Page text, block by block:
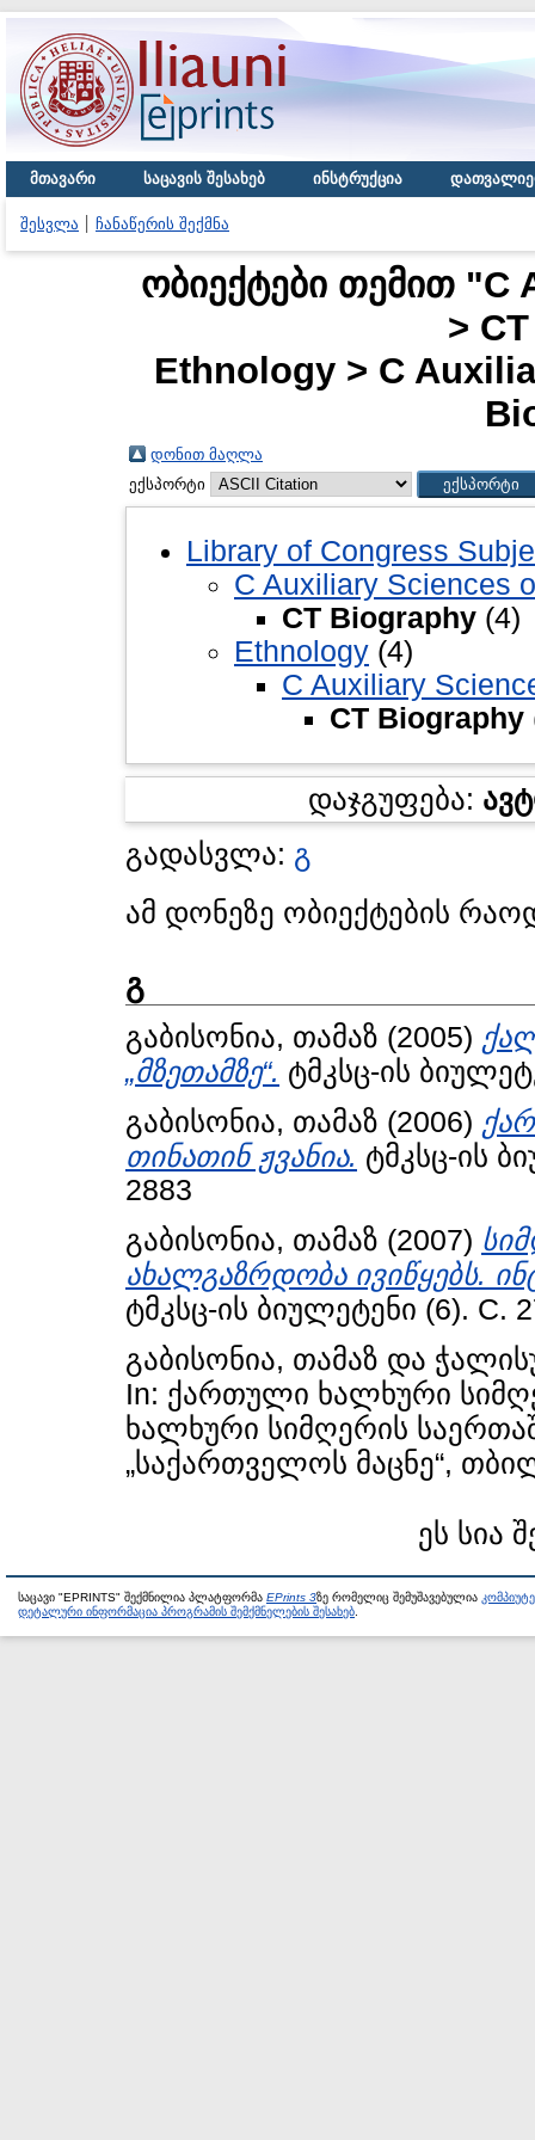
მთავარი საცავის შესახებ ინსტრუქცია
შესვლა ჩანაწერის შექმნა
ობიექტები თემით "C
>
Ethnology > C
დონით მაღლა
ექსპორტი
Library of Congress
C Auxiliary Sciences
CT Biography (4)
Ethnology (4)
C Auxiliary
CT Biography
დაჯგუფება:
გადასვლა: გ
ამ დონეზე ობიექტების
გ
გაბისონია, თამაზ (2005)
„მზეთამზე“. ტმკსც-ის
გაბისონია, თამაზ (2006)
თინათინ ჟვანია. ტმკსც-ის
2883
გაბისონია, თამაზ (2007)
ახალგაზრდობა ივიწყებს.
ტმკსც-ის ბიულეტენი (6). С.
გაბისონია, თამაზ და
In: ქართული ხალხური
ხალხური სიმღერის
„საქართველოს მაცნე“,
ეს სია
საცავი "EPRINTS" შექმნილია პლატფორმა EPrints 3ზე რომელიც შემუშავებულია
დეტალური ინფორმაცია პროგრამის შემქმნელების შესახებ